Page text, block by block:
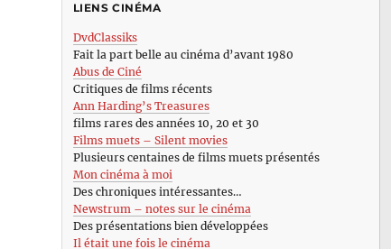
LIENS CINÉMA
DvdClassiks
Fait la part belle au cinéma d’avant 1980
Abus de Ciné
Critiques de films récents
Ann Harding’s Treasures
films rares des années 10, 20 et 30
Films muets – Silent movies
Plusieurs centaines de films muets présentés
Mon cinéma à moi
Des chroniques intéressantes…
Newstrum – notes sur le cinéma
Des présentations bien développées
Il était une fois le cinéma